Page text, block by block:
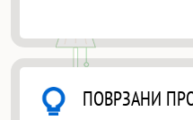
ПОВРЗАНИ